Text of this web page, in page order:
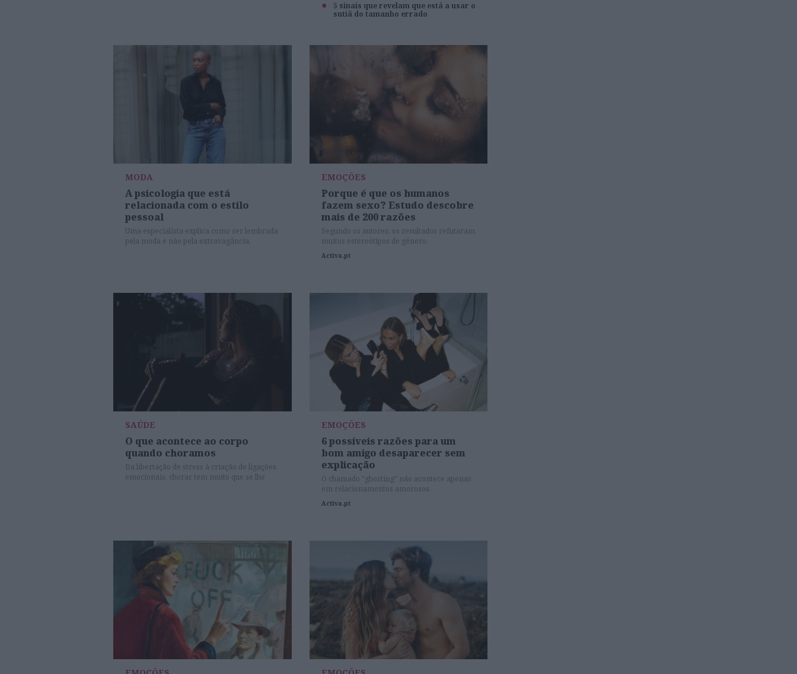
5 sinais que revelam que está a usar o
sutiã do tamanho errado
MODA
A psicologia que está
relacionada com o estilo
pessoal
Uma especialista explica como ser lembrada
pela moda e não pela extravagância.
EMOÇÕES
Porque é que os humanos
fazem sexo? Estudo descobre
mais de 200 razões
Segundo os autores, os resultados refutaram
muitos estereótipos de género.
Activa.pt
SAÚDE
O que acontece ao corpo
quando choramos
Da libertação de stress à criação de ligações
emocionais, chorar tem muito que se lhe
EMOÇÕES
6 possíveis razões para um
bom amigo desaparecer sem
explicação
O chamado "ghosting" não acontece apenas
em relacionamentos amorosos.
Activa.pt